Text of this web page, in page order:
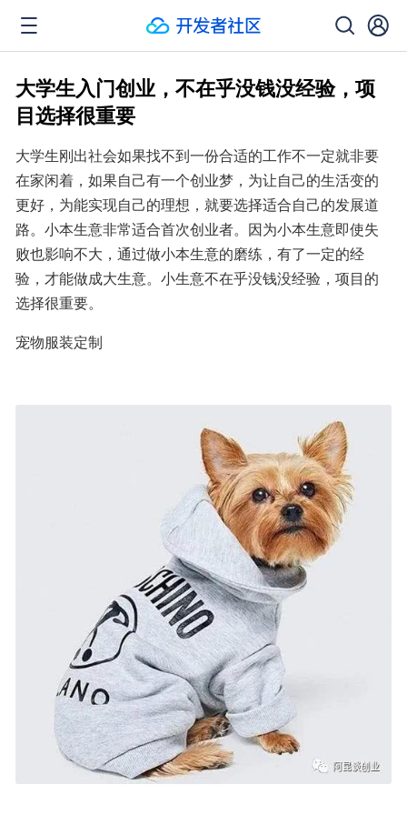
大学生入门创业，不在乎没钱没经验，项
目选择很重要
大学生刚出社会如果找不到一份合适的工作不一定就非要
在家闲着，如果自己有一个创业梦，为让自己的生活变的
更好，为能实现自己的理想，就要选择适合自己的发展道
路。小本生意非常适合首次创业者。因为小本生意即使失
败也影响不大，通过做小本生意的磨练，有了一定的经
验，才能做成大生意。小生意不在乎没钱没经验，项目的
选择很重要。
宠物服装定制